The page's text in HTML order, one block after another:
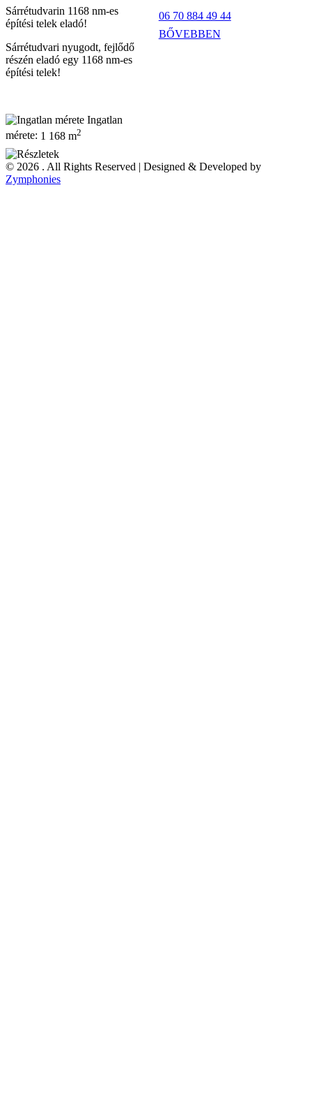
Sárrétudvarin 1168 nm-es
építési telek eladó!
Sárrétudvari nyugodt, fejlődő
részén eladó egy 1168 nm-es
építési telek!
Ingatlan
mérete: 1 168 m2
06 70 884 49 44
BŐVEBBEN
© 2026 . All Rights Reserved | Designed & Developed by
Zymphonies